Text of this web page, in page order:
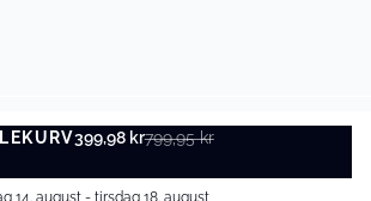
399,98 kr799,95 kr
LEGG I HANDLEKURV
14. august - tirsdag 18. august
Vilkår og betingelser
DK Company Online AS 2026